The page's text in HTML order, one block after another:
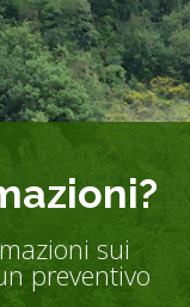
sui
preventivo